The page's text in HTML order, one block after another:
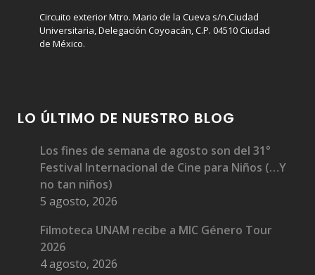
Circuito exterior Mtro. Mario de la Cueva s/n.Ciudad
Universitaria, Delegación Coyoacán, C.P. 04510 Ciudad
de México.
LO ÚLTIMO DE NUESTRO BLOG
Los fines de semana de agosto son del 31°
Festival Internacional de Cine para Niños (…Y
no tan niños)
5 agosto, 2026
Filmoteca UNAM recibe a MIC Género Tour
2026
4 agosto, 2026